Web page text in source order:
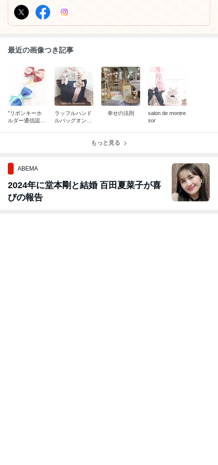
30分、富谷、名取から車で約45分。 ○団体様出張レッスン致しま
す。 ○毎月1回富谷カルチャースクールにてレッスンしておりま
す。
最近の画像つき記事
”リボンキーホ
ルダー通信認定
ラッフルハンド
ルバッグオンラ
幸せの法則
salon de montre
sor
もっと見る
ABEMA
2024年に堂本剛と結婚 百田夏菜子が喜
びの報告